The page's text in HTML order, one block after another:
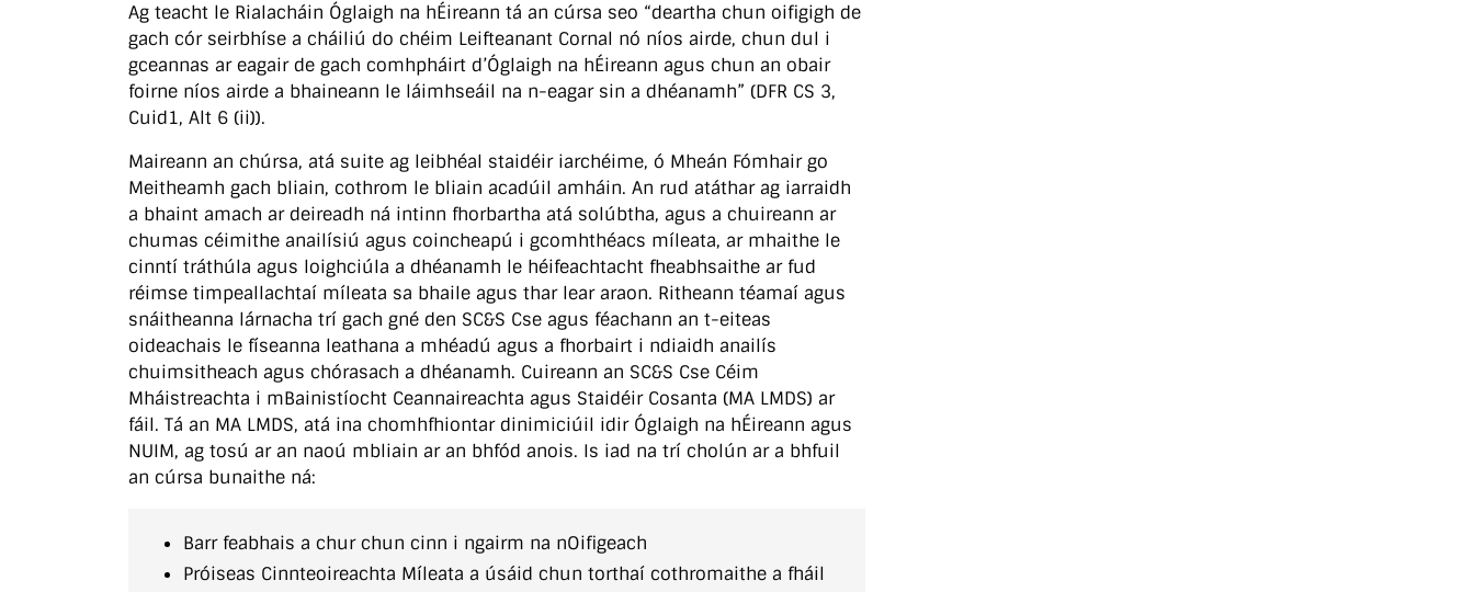
Ag teacht le Rialacháin Óglaigh na hÉireann tá an cúrsa seo “deartha chun oifigigh de
gach cór seirbhíse a cháiliú do chéim Leifteanant Cornal nó níos airde, chun dul i
gceannas ar eagair de gach comhpháirt d’Óglaigh na hÉireann agus chun an obair
foirne níos airde a bhaineann le láimhseáil na n-eagar sin a dhéanamh” (DFR CS 3,
Cuid1, Alt 6 (ii)).
Maireann an chúrsa, atá suite ag leibhéal staidéir iarchéime, ó Mheán Fómhair go
Meitheamh gach bliain, cothrom le bliain acadúil amháin. An rud atáthar ag iarraidh
a bhaint amach ar deireadh ná intinn fhorbartha atá solúbtha, agus a chuireann ar
chumas céimithe anailísiú agus coincheapú i gcomhthéacs míleata, ar mhaithe le
cinntí tráthúla agus loighciúla a dhéanamh le héifeachtacht fheabhsaithe ar fud
réimse timpeallachtaí míleata sa bhaile agus thar lear araon. Ritheann téamaí agus
snáitheanna lárnacha trí gach gné den SC&S Cse agus féachann an t-eiteas
oideachais le físeanna leathana a mhéadú agus a fhorbairt i ndiaidh anailís
chuimsitheach agus chórasach a dhéanamh. Cuireann an SC&S Cse Céim
Mháistreachta i mBainistíocht Ceannaireachta agus Staidéir Cosanta (MA LMDS) ar
fáil. Tá an MA LMDS, atá ina chomhfhiontar dinimiciúil idir Óglaigh na hÉireann agus
NUIM, ag tosú ar an naoú mbliain ar an bhfód anois. Is iad na trí cholún ar a bhfuil
an cúrsa bunaithe ná:
Barr feabhais a chur chun cinn i ngairm na nOifigeach
Próiseas Cinnteoireachta Míleata a úsáid chun torthaí cothromaithe a fháil